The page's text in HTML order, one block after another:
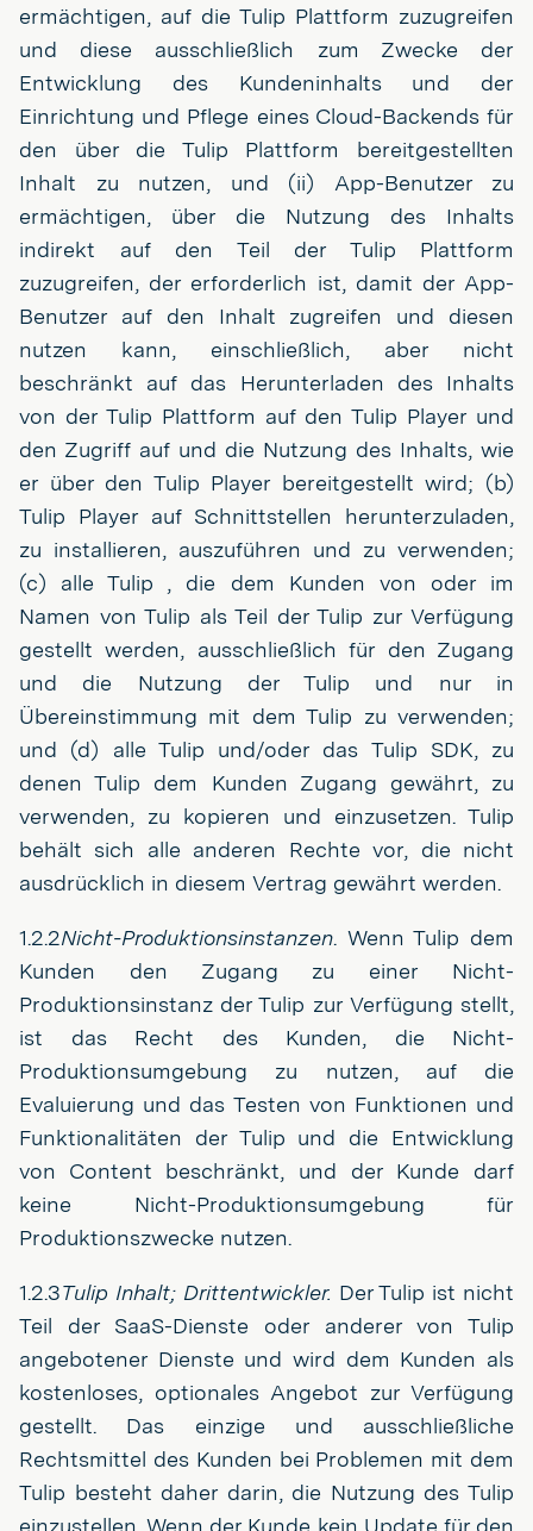
ermächtigen, auf die Tulip Plattform zuzugreifen
und diese ausschließlich zum Zwecke der
Entwicklung des Kundeninhalts und der
Einrichtung und Pflege eines Cloud-Backends für
den über die Tulip Plattform bereitgestellten
Inhalt zu nutzen, und (ii) App-Benutzer zu
ermächtigen, über die Nutzung des Inhalts
indirekt auf den Teil der Tulip Plattform
zuzugreifen, der erforderlich ist, damit der App-
Benutzer auf den Inhalt zugreifen und diesen
nutzen kann, einschließlich, aber nicht
beschränkt auf das Herunterladen des Inhalts
von der Tulip Plattform auf den Tulip Player und
den Zugriff auf und die Nutzung des Inhalts, wie
er über den Tulip Player bereitgestellt wird; (b)
Tulip Player auf Schnittstellen herunterzuladen,
zu installieren, auszuführen und zu verwenden;
(c) alle Tulip , die dem Kunden von oder im
Namen von Tulip als Teil der Tulip zur Verfügung
gestellt werden, ausschließlich für den Zugang
und die Nutzung der Tulip und nur in
Übereinstimmung mit dem Tulip zu verwenden;
und (d) alle Tulip und/oder das Tulip SDK, zu
denen Tulip dem Kunden Zugang gewährt, zu
verwenden, zu kopieren und einzusetzen. Tulip
behält sich alle anderen Rechte vor, die nicht
ausdrücklich in diesem Vertrag gewährt werden.
1.2.2Nicht-Produktionsinstanzen. Wenn Tulip dem
Kunden den Zugang zu einer Nicht-
Produktionsinstanz der Tulip zur Verfügung stellt,
ist das Recht des Kunden, die Nicht-
Produktionsumgebung zu nutzen, auf die
Evaluierung und das Testen von Funktionen und
Funktionalitäten der Tulip und die Entwicklung
von Content beschränkt, und der Kunde darf
keine Nicht-Produktionsumgebung für
Produktionszwecke nutzen.
1.2.3Tulip Inhalt; Drittentwickler. Der Tulip ist nicht
Teil der SaaS-Dienste oder anderer von Tulip
angebotener Dienste und wird dem Kunden als
kostenloses, optionales Angebot zur Verfügung
gestellt. Das einzige und ausschließliche
Rechtsmittel des Kunden bei Problemen mit dem
Tulip besteht daher darin, die Nutzung des Tulip
einzustellen. Wenn der Kunde kein Update für den